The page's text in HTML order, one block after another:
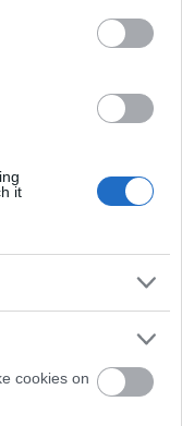
it
cookies on
sie
in